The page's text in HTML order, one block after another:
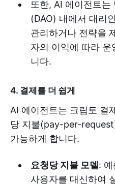
또한, AI 에이전트는
(DAO) 내에서 대리
관리하거나 전략을
자의 이익에 따라
니다.
4. 결제를 더 쉽게
AI 에이전트는 크립토 결
당 지불(pay-per-
가능하게 합니다.
요청당 지불 모델:
사용자를 대신하여